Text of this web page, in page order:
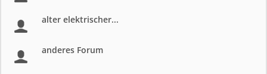
alter elektrischer...
anderes Forum